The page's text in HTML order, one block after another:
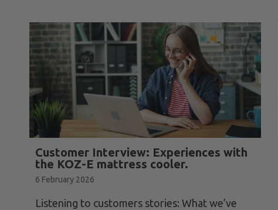
Customer Interview: Experiences with
the KOZ-E mattress cooler.
6 February 2026
Listening to customers stories: What we’ve